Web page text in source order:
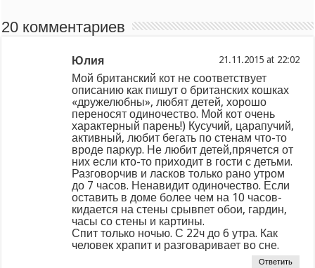
20 комментариев
Юлия at
Мой британский кот не соответствует
описанию как пишут о британских кошках
«дружелюбны», любят детей, хорошо
переносят одиночество. Мой кот очень
характерный парень!) Кусучий, царапучий,
активный, любит бегать по стенам что-то
вроде паркур. Не любит детей,прячется от
них если кто-то приходит в гости с детьми.
Разговорчив и ласков только рано утром
до 7 часов. Ненавидит одиночество. Если
оставить в доме более чем на 10 часов-
кидается на стены срывпет обои, гардин,
часы со стены и картины.
Спит только ночью. С 22ч до 6 утра. Как
человек храпит и разговаривает во сне.
Ответить